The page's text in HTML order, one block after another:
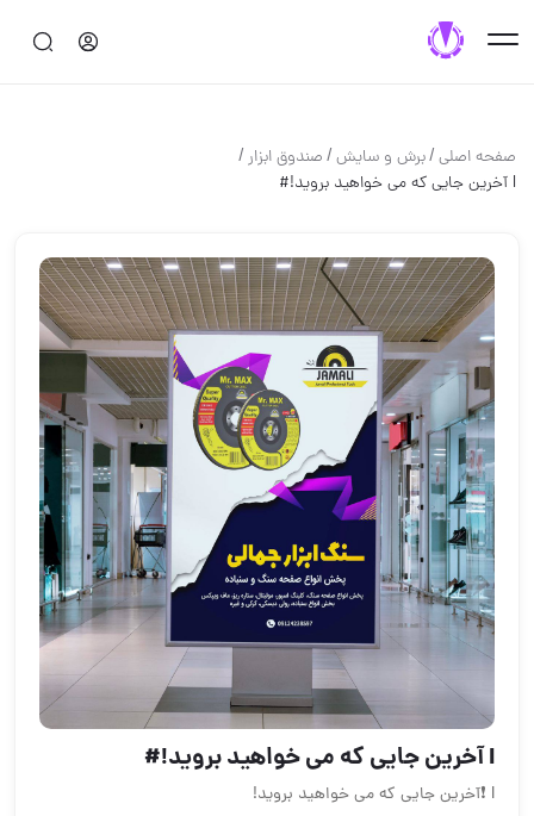
صفحه اصلی/برش و سايش/صندوق ابزار/
I ️آخرین جایی که می خواهید بروید!#
I ️آخرین جایی که می خواهید بروید!#
I ❗️آخرین جایی که می خواهید بروید!